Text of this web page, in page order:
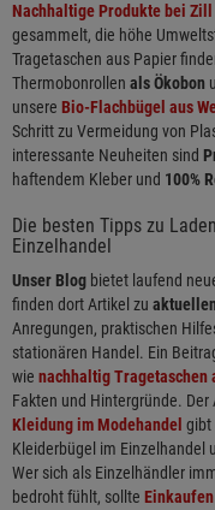
Nachhaltige Produkte bei Zill
gesammelt, die höhe
Tragetaschen aus Papier
Thermobonrollen als Ökobon
unsere Bio-Flachbügel aus
Schritt zu Vermeidung von
interessante Neuheiten sind
haftendem Kleber und 100%
Die besten Tipps zu
Einzelhandel
Unser Blog bietet laufend
finden dort Artikel zu
Anregungen, praktischen
stationären Handel. Ein
wie nachhaltig Tragetaschen
Fakten und Hintergründe. Der
Kleidung im Modehandel gibt
Kleiderbügel im Einzelhandel
Wer sich als Einzelhändler
bedroht fühlt, sollte